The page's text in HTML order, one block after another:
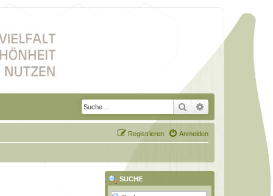
Suche Erweiterte Suche
Anmelden
Registrieren
SUCHE